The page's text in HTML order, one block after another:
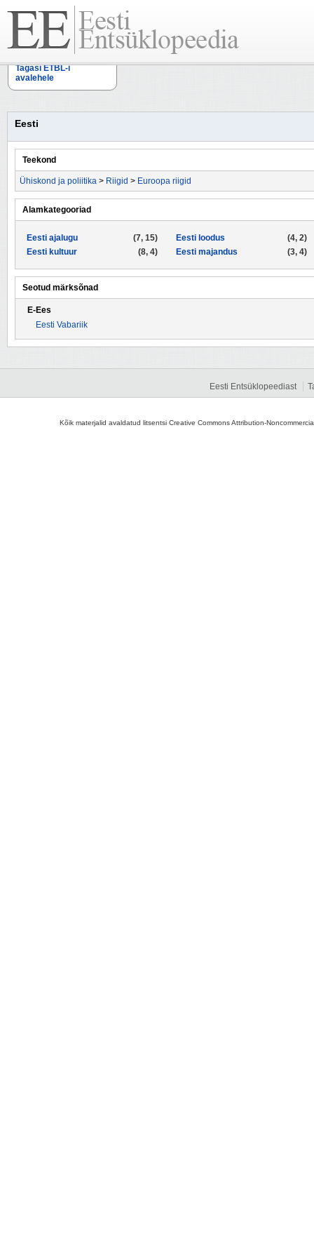
Tagasi ETBL-i
avalehele
Eesti
Teekond
Ühiskond ja poliitika > Riigid > Euroopa riigid
Alamkategooriad
(7, 15)
Eesti ajalugu
(8, 4)
Eesti kultuur
(4, 2)
Eesti loodus
(3, 4)
Eesti majandus
Seotud märksõnad
E-Ees
Eesti Vabariik
Eesti Entsüklopeediast
Kõik materjalid avaldatud litsentsi Creative Commons Attribution-